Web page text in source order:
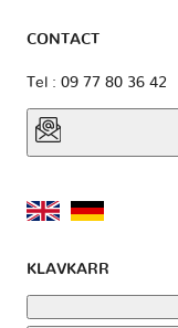
CONTACT
Tel : 09 77 80 36 42
KLAVKARR